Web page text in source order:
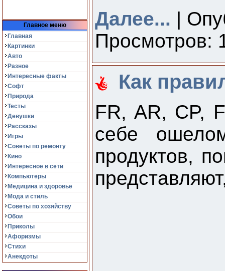
Главное меню
Главная
Картинки
Авто
Разное
Интересные факты
Софт
Природа
Тесты
Девушки
Рассказы
Игры
Советы по ремонту
Кино
Интересное в сети
Компьютеры
Медицина и здоровье
Мода и стиль
Советы по хозяйству
Обои
Приколы
Афоризмы
Стихи
Анекдоты
Далее... |
Просмотров:
Как
FR, AR, CP,
себе
продуктов,